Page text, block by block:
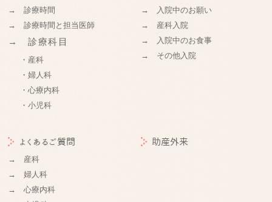
→ 診療時間
→ 診療時間と担当医師
→ 診療科目
・産科
・婦人科
・心療内科
・小児科
→ 入院中のお願い
→ 産科入院
→ 入院中のお食事
→ その他入院
よくあるご質問
→ 産科
→ 婦人科
→ 心療内科
助産外来